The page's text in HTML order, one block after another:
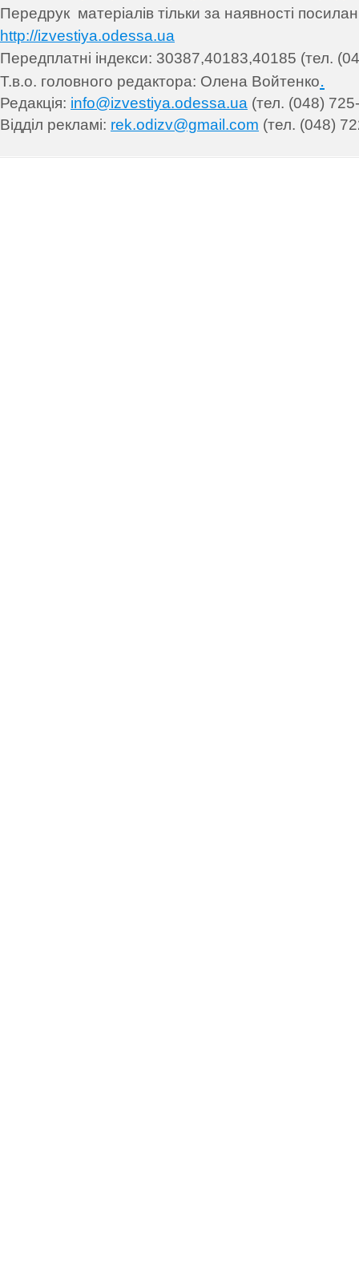
Передрук матеріалів тільки за наявності
http://izvestiya.odessa.ua
Передплатні індекси: 30387,40183,40185 (тел.
Т.в.о. головного редактора: Олена Войтенко.
Редакція: info@izvestiya.odessa.ua (тел. (048)
Відділ рекламі: rek.odizv@gmail.com (тел. (048)